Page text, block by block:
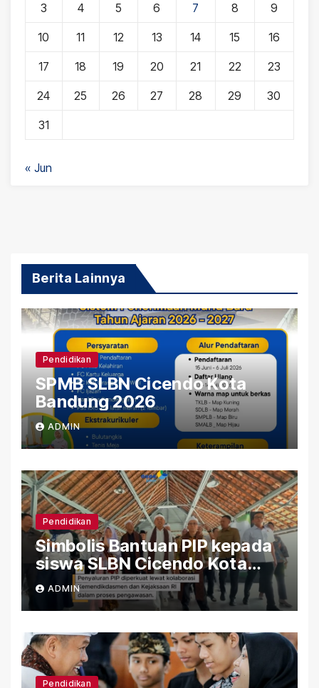
3 4 5 6 7 8 9
10 11 12 13 14 15 16
17 18 19 20 21 22 23
24 25 26 27 28 29 30
31
« Jun
Berita Lainnya
Pendidikan
SPMB SLBN Cicendo Kota
Bandung 2026
ADMIN
Pendidikan
Simbolis Bantuan PIP kepada
siswa SLBN Cicendo Kota
Bandung
ADMIN
Pendidikan